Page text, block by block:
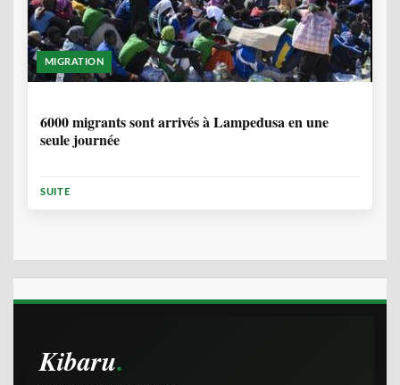
MIGRATION
6000 migrants sont arrivés à Lampedusa en une
seule journée
SUITE
Kibaru